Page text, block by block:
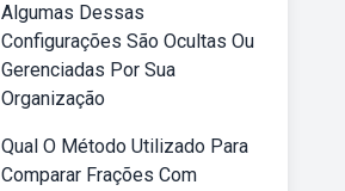
Algumas Dessas
Configurações São Ocultas Ou
Gerenciadas Por Sua
Organização
Qual O Método Utilizado Para
Comparar Frações Com